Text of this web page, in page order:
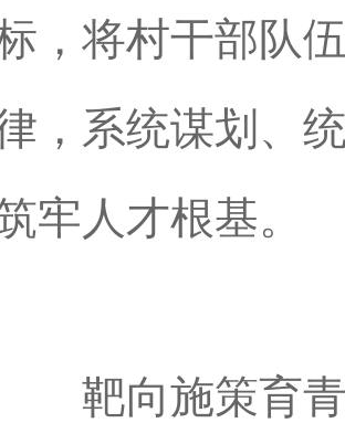
，将村干部队
，系统谋划、
牢人才根基。
靶向施策育青